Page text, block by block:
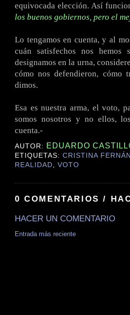
equivocada elección. Así
los buenos gobiernos, pero el
Lo tengamos en cuenta, y al
cuán satisfechos nos
designamos en la urna,
cómo nos defendieron, cómo
dimos.
Esa es nuestra arma, el voto,
somos nosotros y no ellos,
cuenta.-
AUTOR: EDUARDO
ETIQUETAS:CRISTINA
REALIDAD,VOTO
0 COMENTARIOS /
HACER UN COMENTARIO
Entrada más reciente